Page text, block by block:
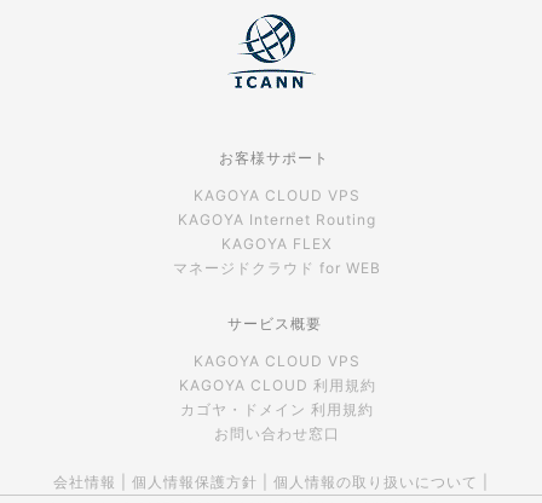
お客様サポート
KAGOYA CLOUD VPS
KAGOYA Internet Routing
KAGOYA FLEX
マネージドクラウド for WEB
サービス概要
KAGOYA CLOUD VPS
KAGOYA CLOUD 利用規約
カゴヤ・ドメイン 利用規約
お問い合わせ窓口
会社情報 個人情報保護方針 個人情報の取り扱いについて